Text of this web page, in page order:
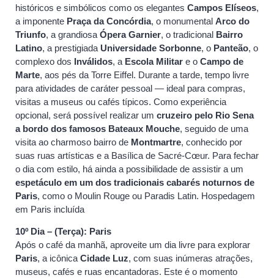
históricos e simbólicos como os elegantes Campos Elíseos,
a imponente Praça da Concórdia, o monumental Arco do
Triunfo, a grandiosa Ópera Garnier, o tradicional Bairro
Latino, a prestigiada Universidade Sorbonne, o Panteão, o
complexo dos Inválidos, a Escola Militar e o Campo de
Marte, aos pés da Torre Eiffel. Durante a tarde, tempo livre
para atividades de caráter pessoal — ideal para compras,
visitas a museus ou cafés típicos. Como experiência
opcional, será possível realizar um cruzeiro pelo Rio Sena
a bordo dos famosos Bateaux Mouche, seguido de uma
visita ao charmoso bairro de Montmartre, conhecido por
suas ruas artísticas e a Basílica de Sacré-Cœur. Para fechar
o dia com estilo, há ainda a possibilidade de assistir a um
espetáculo em um dos tradicionais cabarés noturnos de
Paris, como o Moulin Rouge ou Paradis Latin. Hospedagem
em Paris incluída
10º Dia – (Terça): Paris
Após o café da manhã, aproveite um dia livre para explorar
Paris, a icônica Cidade Luz, com suas inúmeras atrações,
museus, cafés e ruas encantadoras. Este é o momento